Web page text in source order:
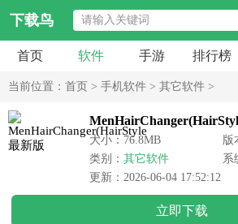
下载鸟
首页 软件 手游 排行榜
当前位置： 首页 > 手机软件 > 其它软件 >
大小：76.8MB
版
类别： 其它软件
系
更新：2026-06-04 17:52:12
立即下载